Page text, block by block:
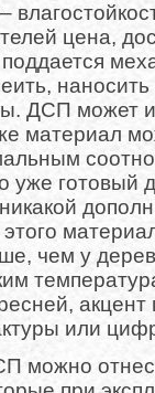
цена,
ДСП может
материал
уже готовый
чем у
или
можно